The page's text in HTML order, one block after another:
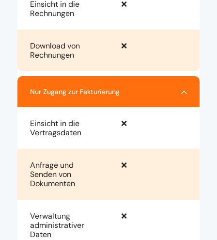
Einsicht in die
Rechnungen
❌
Download von
Rechnungen
❌
Nur Zugang zur Fakturierung
Einsicht in die
Vertragsdaten
❌
Anfrage und
Senden von
Dokumenten
❌
Verwaltung
administrativer
Daten
❌